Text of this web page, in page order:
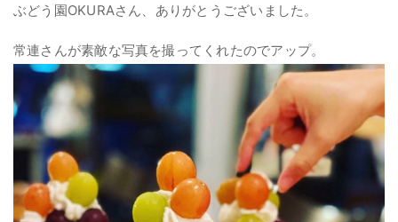
ぶどう園OKURAさん、ありがとうございました。
常連さんが素敵な写真を撮ってくれたのでアップ。